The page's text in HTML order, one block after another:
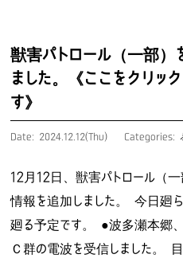
獣害パトロール（一部）
ました。《ここをクリッ
す》
Date: 2024.12.12(Thu) Categories:
12月12日、獣害パトロール（
情報を追加しました。 今日廻
廻る予定です。 ●波多瀬本郷
Ｃ群の電波を受信しました。